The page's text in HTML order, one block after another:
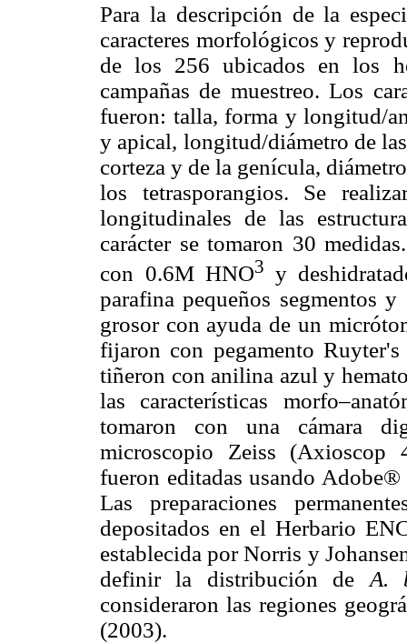
Para la descripción de la
caracteres morfológicos y
de los 256 ubicados en los
campañas de muestreo. Los
fueron: talla, forma y longitud/
y apical, longitud/diámetro de
corteza y de la genícula,
los tetrasporangios. Se
longitudinales de las
carácter se tomaron 30
con 0.6M HNO3 y
parafina pequeños segmentos
grosor con ayuda de un
fijaron con pegamento
tiñeron con anilina azul y
las características
tomaron con una cámara
microscopio Zeiss (Axioscop
fueron editadas usando
Las preparaciones
depositados en el Herbario
establecida por Norris y
definir la distribución de A.
consideraron las regiones
(2003).